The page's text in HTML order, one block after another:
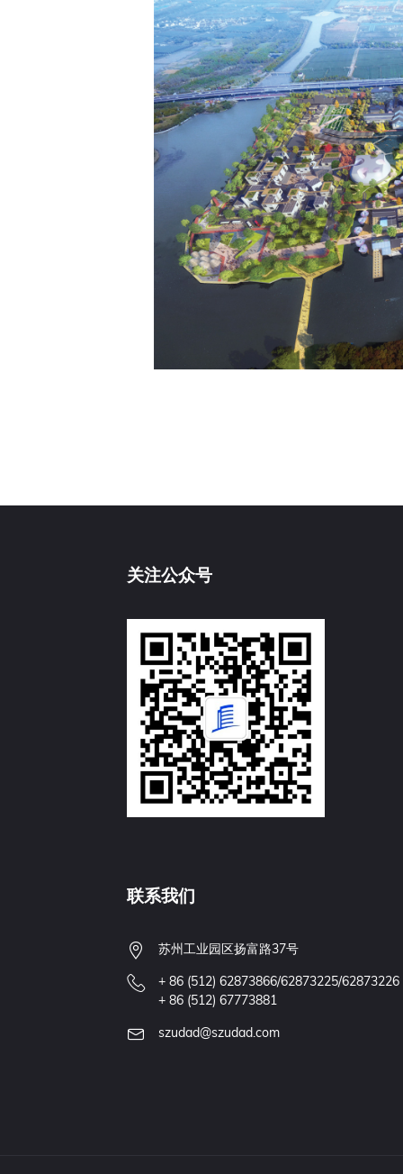
关注公众号
联系我们
苏州工业园区扬富路37号
+ 86 (512) 62873866/62873225/62873226
+ 86 (512) 67773881
szudad@szudad.com